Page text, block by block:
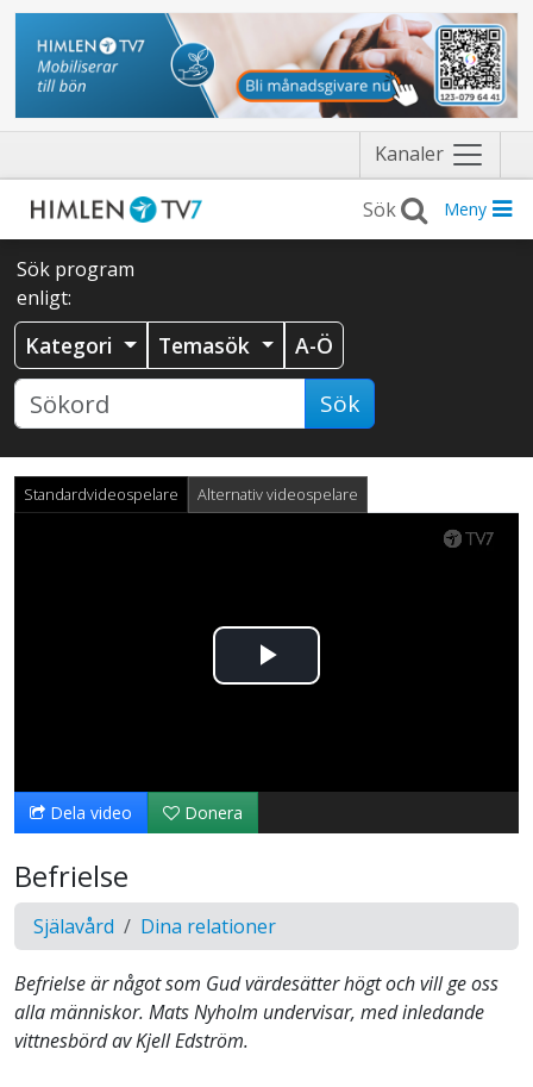
Kanaler Näytä
valikko
Meny
Sök program
enligt:
Kategori Temasök A-Ö
Sök
Standardvideospelare Alternativ videospelare
Spela
video
Dela video Donera
Befrielse
Själavård Dina relationer
Befrielse är något som Gud värdesätter högt och vill ge oss
alla människor. Mats Nyholm undervisar, med inledande
vittnesbörd av Kjell Edström.